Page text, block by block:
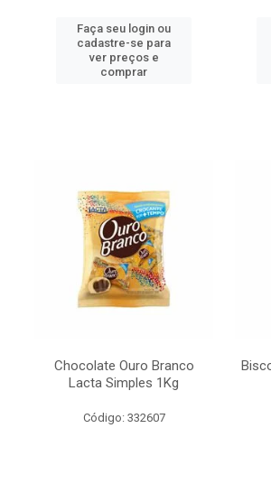
Faça seu login ou
cadastre-se para
ver preços e
comprar
Chocolate Ouro Branco
Lacta Simples 1Kg
Código: 332607